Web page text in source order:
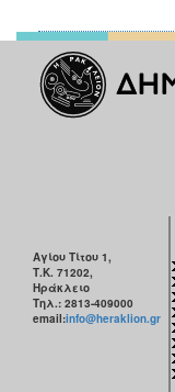
Αγίου Τίτου 1,
Τ.Κ. 71202,
Ηράκλειο
Τηλ.: 2813-409000
email:info@heraklion.gr